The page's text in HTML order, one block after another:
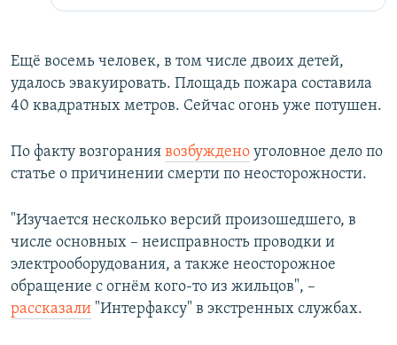
Ещё восемь человек, в том числе двоих детей,
удалось эвакуировать. Площадь пожара составила
40 квадратных метров. Сейчас огонь уже потушен.
По факту возгорания возбуждено уголовное дело по
статье о причинении смерти по неосторожности.
"Изучается несколько версий произошедшего, в
числе основных – неисправность проводки и
электрооборудования, а также неосторожное
обращение с огнём кого-то из жильцов", –
рассказали "Интерфаксу" в экстренных службах.